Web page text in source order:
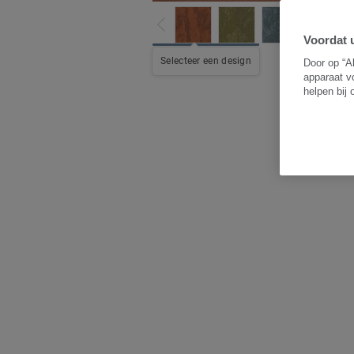
Selecteer een design
Voordat
Door op
apparaat
helpen bij